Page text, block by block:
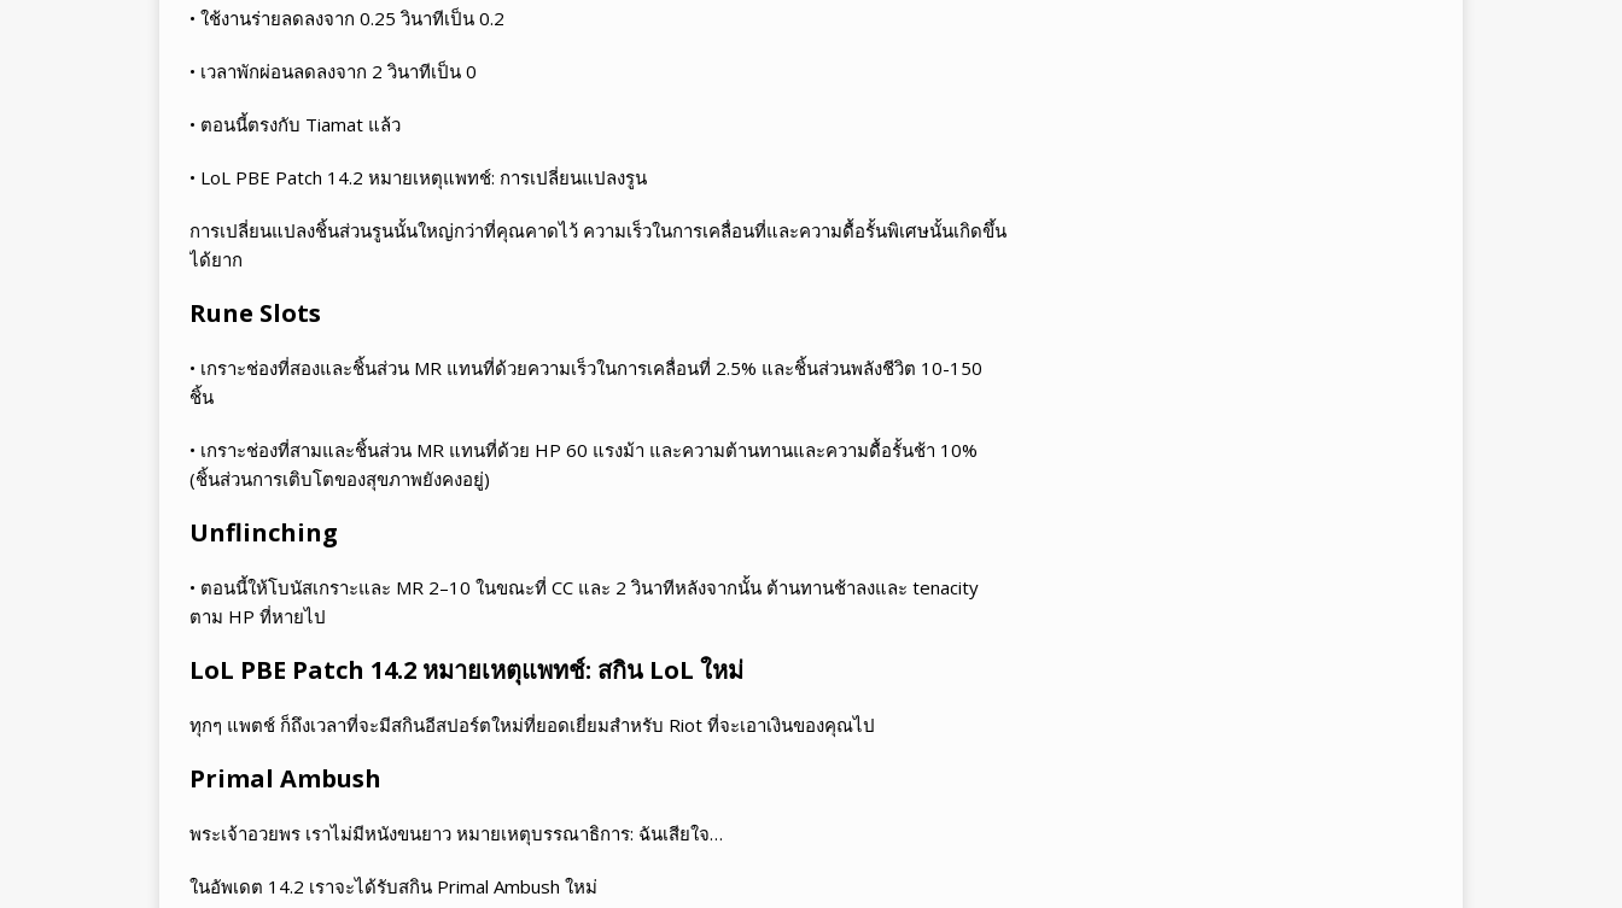
• ใช้งานร่ายลดลงจาก 0.25 วินาทีเป็น 0.2
• เวลาพักผ่อนลดลงจาก 2 วินาทีเป็น 0
• ตอนนี้ตรงกับ Tiamat แล้ว
• LoL PBE Patch 14.2 หมายเหตุแพทช์: การเปลี่ยนแปลงรูน
การเปลี่ยนแปลงชิ้นส่วนรูนนั้นใหญ่กว่าที่คุณคาดไว้ ความเร็วในการเคลื่อนที่และความดื้อรั้นพิเศษนั้นเกิดขึ้น
ได้ยาก
Rune Slots
• เกราะช่องที่สองและชิ้นส่วน MR แทนที่ด้วยความเร็วในการเคลื่อนที่ 2.5% และชิ้นส่วนพลังชีวิต 10-150
ชิ้น
• เกราะช่องที่สามและชิ้นส่วน MR แทนที่ด้วย HP 60 แรงม้า และความต้านทานและความดื้อรั้นช้า 10%
(ชิ้นส่วนการเติบโตของสุขภาพยังคงอยู่)
Unflinching
• ตอนนี้ให้โบนัสเกราะและ MR 2–10 ในขณะที่ CC และ 2 วินาทีหลังจากนั้น ต้านทานช้าลงและ tenacity
ตาม HP ที่หายไป
LoL PBE Patch 14.2 หมายเหตุแพทช์: สกิน LoL ใหม่
ทุกๆ แพตช์ ก็ถึงเวลาที่จะมีสกินอีสปอร์ตใหม่ที่ยอดเยี่ยมสำหรับ Riot ที่จะเอาเงินของคุณไป
Primal Ambush
พระเจ้าอวยพร เราไม่มีหนังขนยาว หมายเหตุบรรณาธิการ: ฉันเสียใจ…
ในอัพเดต 14.2 เราจะได้รับสกิน Primal Ambush ใหม่